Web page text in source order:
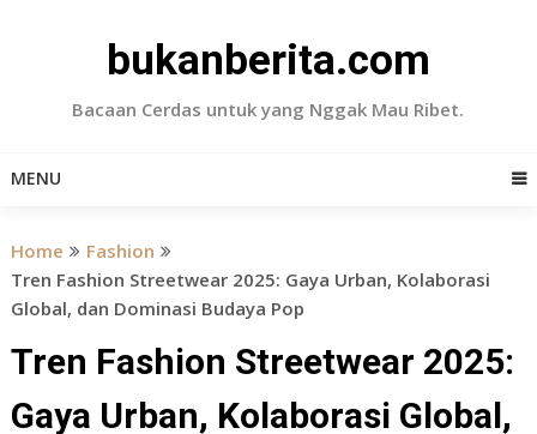
bukanberita.com
Bacaan Cerdas untuk yang Nggak Mau Ribet.
MENU
Home
Fashion
Tren Fashion Streetwear 2025: Gaya Urban, Kolaborasi
Global, dan Dominasi Budaya Pop
Tren Fashion Streetwear 2025:
Gaya Urban, Kolaborasi Global,